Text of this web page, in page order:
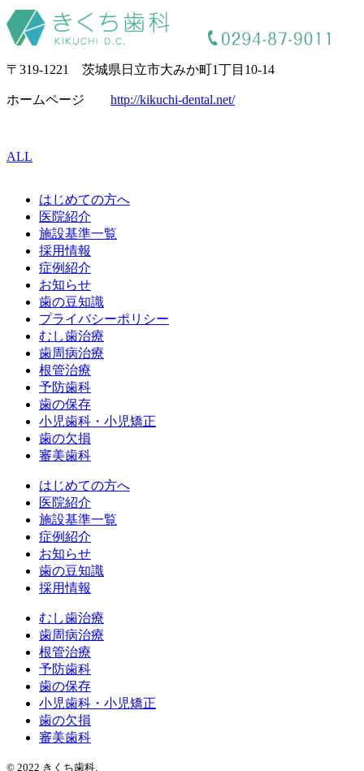
〒319-1221 茨城県日立市大みか町1丁目10-14
ホームページ http://kikuchi-dental.net/
ALL
はじめての方へ
医院紹介
施設基準一覧
採用情報
症例紹介
お知らせ
歯の豆知識
プライバシーポリシー
むし歯治療
歯周病治療
根管治療
予防歯科
歯の保存
小児歯科・小児矯正
歯の欠損
審美歯科
はじめての方へ
医院紹介
施設基準一覧
症例紹介
お知らせ
歯の豆知識
採用情報
むし歯治療
歯周病治療
根管治療
予防歯科
歯の保存
小児歯科・小児矯正
歯の欠損
審美歯科
© 2022 きくち歯科.